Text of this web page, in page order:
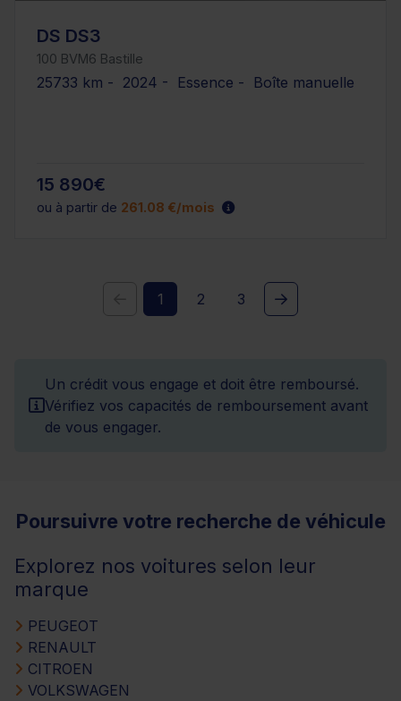
DS DS3
100 BVM6 Bastille
25733 km - 2024 - Essence - Boîte manuelle
15 890€
ou à partir de 261.08 €/mois
1 2 3
Un crédit vous engage et doit être remboursé.
Vérifiez vos capacités de remboursement avant
de vous engager.
Poursuivre votre recherche de véhicule
Explorez nos voitures selon leur
marque
PEUGEOT
RENAULT
CITROEN
VOLKSWAGEN